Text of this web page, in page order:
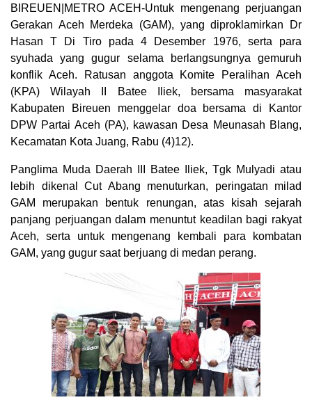
BIREUEN|METRO ACEH-Untuk mengenang perjuangan
Gerakan Aceh Merdeka (GAM), yang diproklamirkan Dr
Hasan T Di Tiro pada 4 Desember 1976, serta para
syuhada yang gugur selama berlangsungnya gemuruh
konflik Aceh. Ratusan anggota Komite Peralihan Aceh
(KPA) Wilayah II Batee Iliek, bersama masyarakat
Kabupaten Bireuen menggelar doa bersama di Kantor
DPW Partai Aceh (PA), kawasan Desa Meunasah Blang,
Kecamatan Kota Juang, Rabu (4)12).
Panglima Muda Daerah III Batee Iliek, Tgk Mulyadi atau
lebih dikenal Cut Abang menuturkan, peringatan milad
GAM merupakan bentuk renungan, atas kisah sejarah
panjang perjuangan dalam menuntut keadilan bagi rakyat
Aceh, serta untuk mengenang kembali para kombatan
GAM, yang gugur saat berjuang di medan perang.